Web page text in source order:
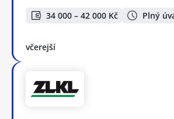
34 000 – 42 000 Kč Plný
včerejší